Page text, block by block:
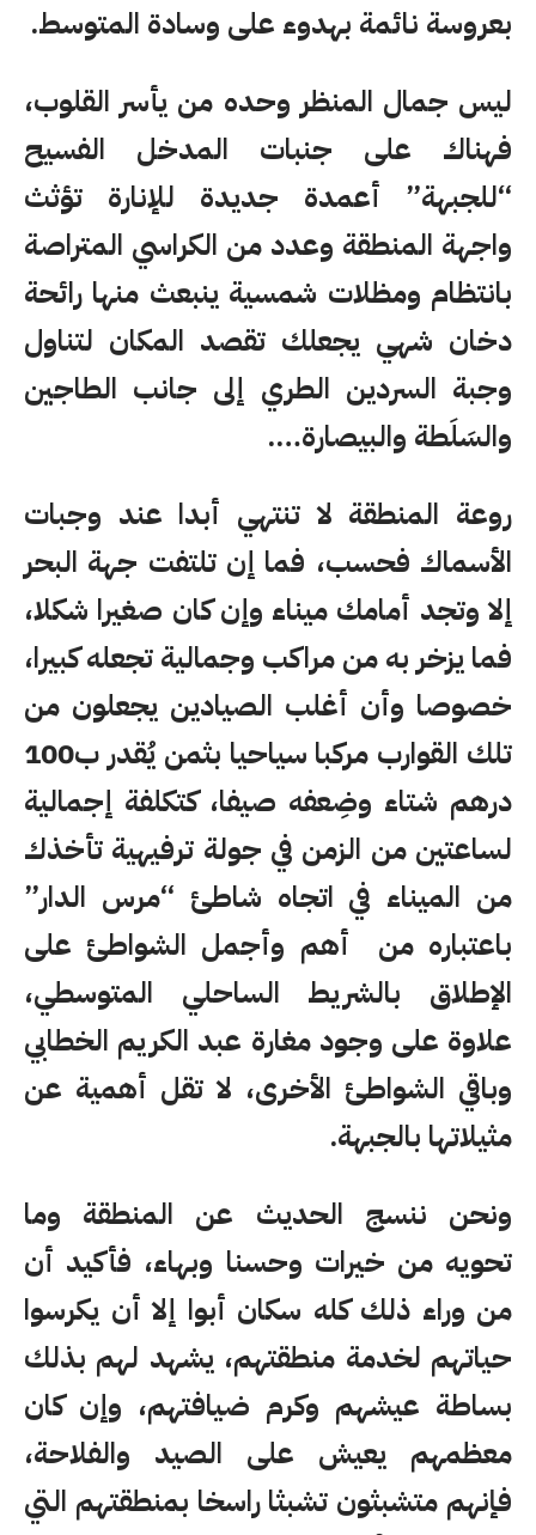
بعروسة نائمة بهدوء على وسادة المتوسط.
ليس جمال المنظر وحده من يأسر القلوب،
فهناك على جنبات المدخل الفسيح
“للجبهة” أعمدة جديدة للإنارة تؤثث
واجهة المنطقة وعدد من الكراسي المتراصة
بانتظام ومظلات شمسية ينبعث منها رائحة
دخان شهي يجعلك تقصد المكان لتناول
وجبة السردين الطري إلى جانب الطاجين
والسَلَطة والبيصارة….
روعة المنطقة لا تنتهي أبدا عند وجبات
الأسماك فحسب، فما إن تلتفت جهة البحر
إلا وتجد أمامك ميناء وإن كان صغيرا شكلا،
فما يزخر به من مراكب وجمالية تجعله كبيرا،
خصوصا وأن أغلب الصيادين يجعلون من
تلك القوارب مركبا سياحيا بثمن يُقدر ب100
درهم شتاء وضِعفه صيفا، كتكلفة إجمالية
لساعتين من الزمن في جولة ترفيهية تأخذك
من الميناء في اتجاه شاطئ “مرس الدار”
باعتباره من أهم وأجمل الشواطئ على
الإطلاق بالشريط الساحلي المتوسطي،
علاوة على وجود مغارة عبد الكريم الخطابي
وباقي الشواطئ الأخرى، لا تقل أهمية عن
مثيلاتها بالجبهة.
ونحن ننسج الحديث عن المنطقة وما
تحويه من خيرات وحسنا وبهاء، فأكيد أن
من وراء ذلك كله سكان أبوا إلا أن يكرسوا
حياتهم لخدمة منطقتهم، يشهد لهم بذلك
بساطة عيشهم وكرم ضيافتهم، وإن كان
معظمهم يعيش على الصيد والفلاحة،
فإنهم متشبثون تشبثا راسخا بمنطقتهم التي